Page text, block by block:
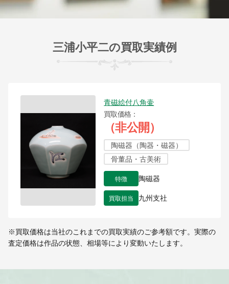
三浦小平二の買取実績例
青磁絵付八角壷
買取価格
（非公開）
陶磁器（陶器・磁器）
骨董品・古美術
特徴 陶磁器
買取担当 九州支社
※買取価格は当社のこれまでの買取実績のご参考額です。実際の
査定価格は作品の状態、相場等により変動いたします。